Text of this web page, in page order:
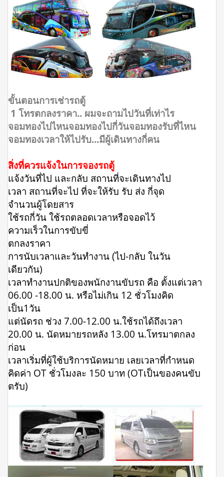
ขั้นตอนการเช่ารถตู้
1 โทรตกลงราคา.. ผมจะถามไปวันที่เท่าไร
จอมทองไปไหนจอมทองไปกี่วันจอมทองรับที่ไหน
จอมทองเวลาให้ไปรับ...มีผู้เดินทางกี่คน
สิ่งที่ควรแจ้งในการจองรถตู้
แจ้งวันที่ไป และกลับ สถานที่จะเดินทางไป
เวลา สถานที่จะไป ที่จะให้รับ รับ ส่ง กี่จุด
จำนวนผู้โดยสาร
ใช้รถกี่วัน ใช้รถตลอดเวลาหรือจอดไว้
ความเร็วในการขับขี่
ตกลงราคา
การนับเวลาและวันทำงาน (ไป-กลับ ในวัน
เดียวกัน)
เวลาทำงานปกติของพนักงานขับรถ คือ ตั้งแต่เวลา
06.00 -18.00 น. หรือไม่เกิน 12 ชั่วโมงคิด
เป็น1วัน
แต่นัดรถ ช่วง 7.00-12.00 น.ใช้รถได้ถึงเวลา
20.00 น. นัดหมายรถหลัง 13.00 น.โทรมาตกลง
ก่อน
เวลาเริ่มที่ผู้ใช้บริการนัดหมาย เลยเวลาที่กำหนด
คิดค่า OT ชั่วโมงละ 150 บาท (OTเป็นของคนขับ
ตรับ)